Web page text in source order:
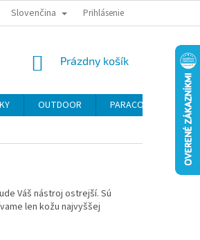
ODSTÚPENIE OD KÚPNEJ ZMLUVY
Slovenčina Prihlásenie
NÁKUPNÝ
Prázdny košík
OUTDOOR PARACORD
Váš nástroj ostrejší. Sú
len kožu najvyššej